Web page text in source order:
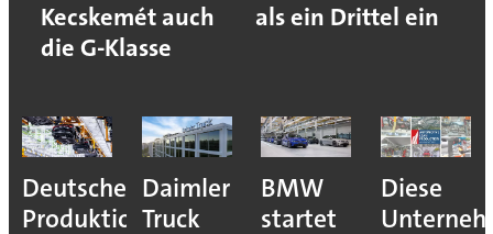
Kecskemét auch
die G-Klasse
als ein Drittel ein
Deutsche
Produktion
Daimler
Truck
BMW
startet
Diese